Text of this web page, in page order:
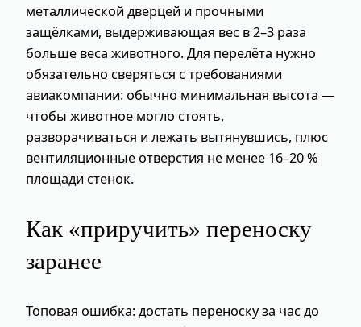
металлической дверцей и прочными
защёлками, выдерживающая вес в 2–3 раза
больше веса животного. Для перелёта нужно
обязательно сверяться с требованиями
авиакомпании: обычно минимальная высота —
чтобы животное могло стоять,
разворачиваться и лежать вытянувшись, плюс
вентиляционные отверстия не менее 16–20 %
площади стенок.
Как «приручить» переноску
заранее
Топовая ошибка: достать переноску за час до